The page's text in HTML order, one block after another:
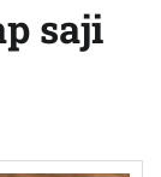
saji